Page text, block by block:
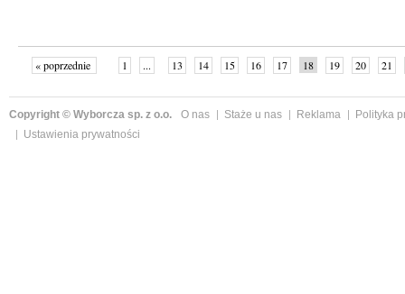
« poprzednie 1 ... 13 14 15 16 17 18 19 20
21
Copyright © Wyborcza sp. z o.o. O nas Staże u nas Reklama
Polityka
Ustawienia prywatności